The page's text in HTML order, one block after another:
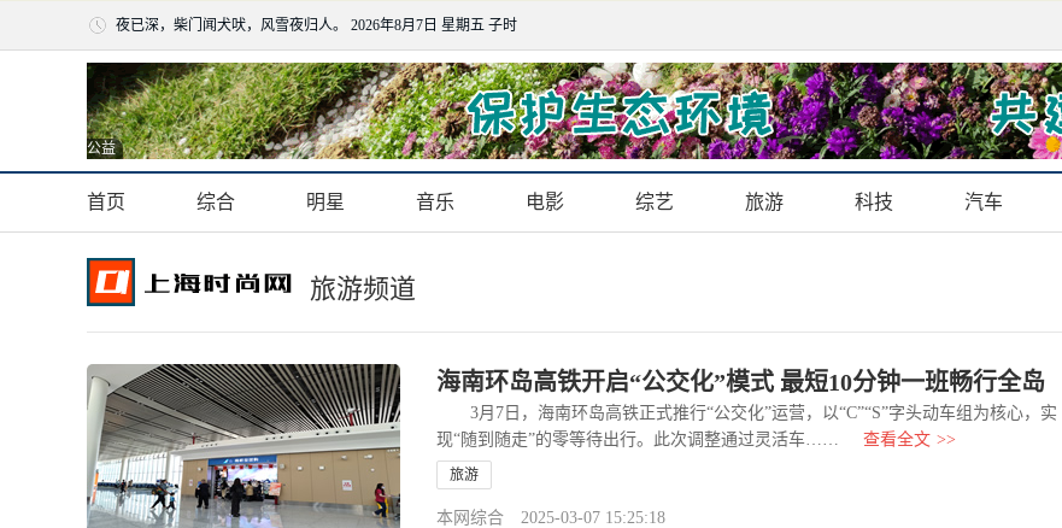
夜已深，柴门闻犬吠，风雪夜归人。 2026年8月7日 星期五 子时
公益
首页 综合 明星 音乐 电影 综艺 旅游 科技 汽车
旅游频道
海南环岛高铁开启“公交化”模式 最短10分钟一班畅行全岛
3月7日，海南环岛高铁正式推行“公交化”运营，以“C”“S”字头动车组为核心，实
现“随到随走”的零等待出行。此次调整通过灵活车……
查看全文 >>
旅游
本网综合 2025-03-07 15:25:18